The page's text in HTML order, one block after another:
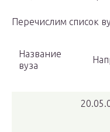
Перечислим список
Название
вуза